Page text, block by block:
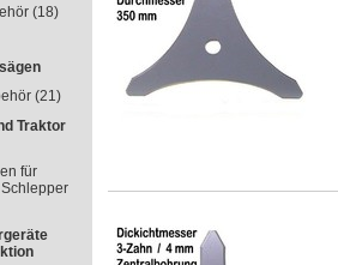
(18)
(21)
Traktor
für